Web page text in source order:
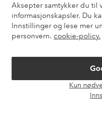
Aksepter samtykker du til
informasjonskapsler. Du
Innstillinger og lese mer
personvern. cookie-policy.
Kun
Våre tjenester